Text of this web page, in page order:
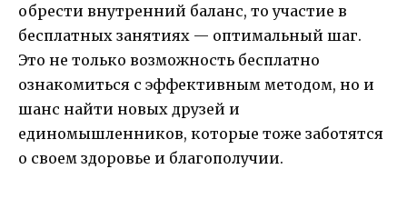
обрести внутренний баланс, то участие в
бесплатных занятиях — оптимальный шаг.
Это не только возможность бесплатно
ознакомиться с эффективным методом, но и
шанс найти новых друзей и
единомышленников, которые тоже заботятся
о своем здоровье и благополучии.